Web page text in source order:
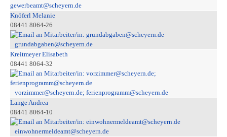
gewerbeamt@scheyern.de
Knöferl Melanie
08441 8064-26
grundabgaben@scheyern.de
Kreitmeyer Elisabeth
08441 8064-32
vorzimmer@scheyern.de; ferienprogramm@scheyern.de
Lange Andrea
08441 8064-10
einwohnermeldeamt@scheyern.de